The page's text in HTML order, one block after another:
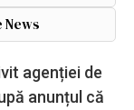
News
agenției de
anunțul că